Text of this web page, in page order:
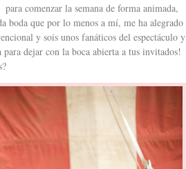
comenzar la semana de forma animada,
boda que por lo menos a mí, me ha alegrado
y sois unos fanáticos del espectáculo y
dejar con la boca abierta a tus invitados!